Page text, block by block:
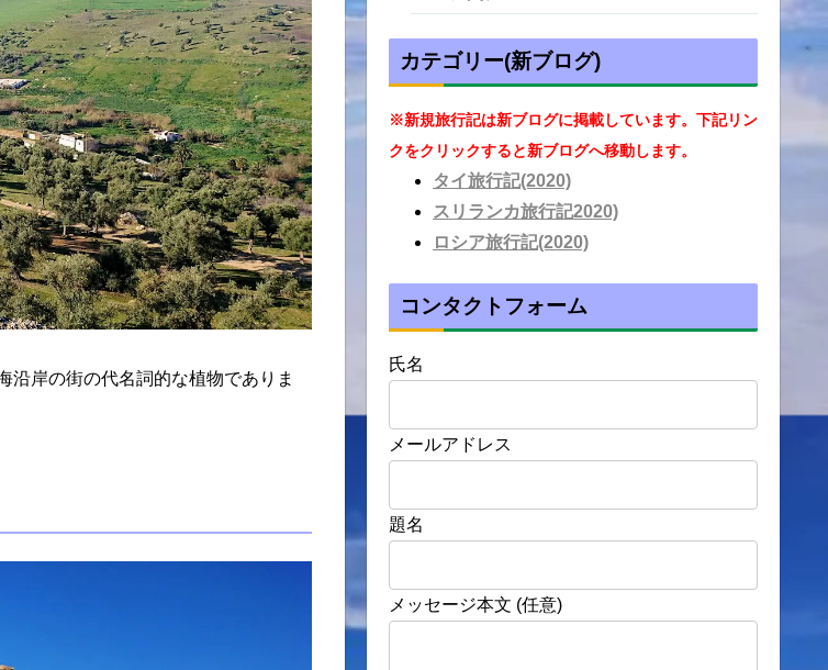
沿岸の街の代名詞的な植物でありま
カテゴリー(新ブログ)
※新規旅行記は新ブログに掲載しています。下記リン
クをクリックすると新ブログへ移動します。
タイ旅行記(2020)
スリランカ旅行記2020)
ロシア旅行記(2020)
コンタクトフォーム
氏名
メールアドレス
題名
メッセージ本文 (任意)